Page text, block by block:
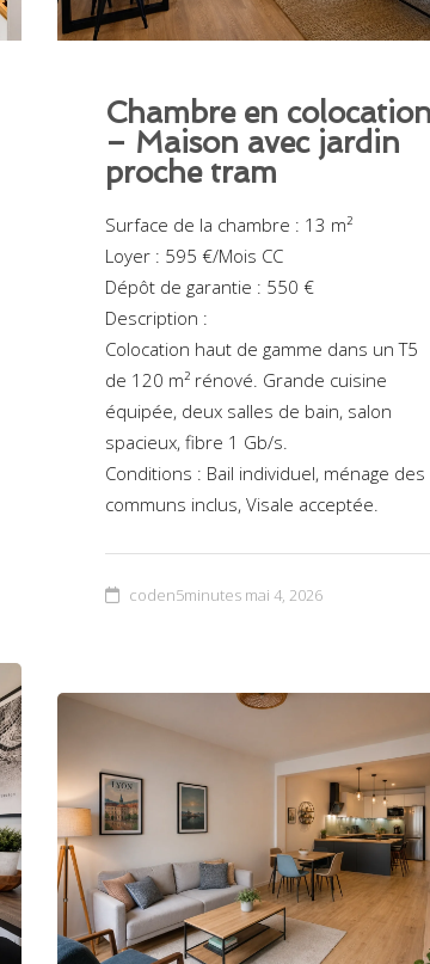
Chambre en colocation
– Maison avec jardin
proche tram
Surface de la chambre : 13 m²
Loyer : 595 €/Mois CC
Dépôt de garantie : 550 €
Description :
Colocation haut de gamme dans un T5
de 120 m² rénové. Grande cuisine
équipée, deux salles de bain, salon
spacieux, fibre 1 Gb/s.
Conditions : Bail individuel, ménage des
communs inclus, Visale acceptée.
coden5minutes mai 4, 2026